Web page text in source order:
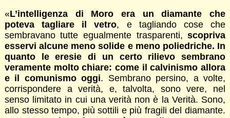
«L’intelligenza di Moro era un diamante che
poteva tagliare il vetro, e tagliando cose che
sembravano tutte egualmente trasparenti,scopriva
esservi alcune meno solide e meno poliedriche. In
quanto le eresie di un certo rilievo sembrano
veramente molto chiare: come il calvinismo allora
e il comunismo oggi. Sembrano persino, a volte,
corrispondere a verità, e, talvolta, sono vere, nel
senso limitato in cui una verità non è la Verità. Sono,
allo stesso tempo, più sottili e più fragili del diamante.